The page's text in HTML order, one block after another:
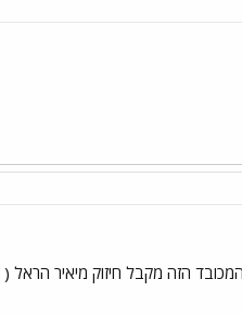
הזה מקבל חיזוק מיאיר הראל (